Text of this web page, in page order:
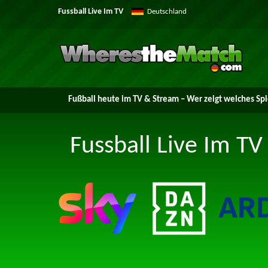
Fussball Live Im TV Deutschland
Fußball heute im TV & Stream – Wer zeigt welches
Fussball Live Im TV